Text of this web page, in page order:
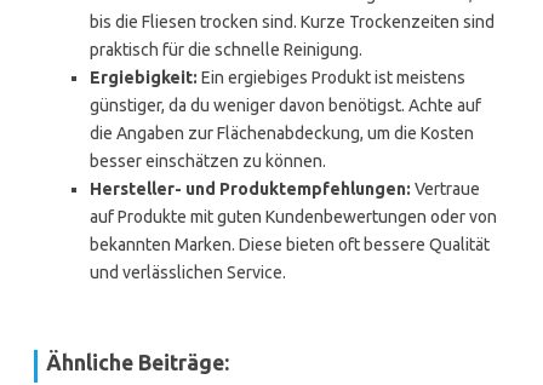
bis die Fliesen trocken sind. Kurze Trockenzeiten sind
praktisch für die schnelle Reinigung.
Ergiebigkeit: Ein ergiebiges Produkt ist meistens
günstiger, da du weniger davon benötigst. Achte auf
die Angaben zur Flächenabdeckung, um die Kosten
besser einschätzen zu können.
Hersteller- und Produktempfehlungen: Vertraue
auf Produkte mit guten Kundenbewertungen oder von
bekannten Marken. Diese bieten oft bessere Qualität
und verlässlichen Service.
Ähnliche Beiträge: